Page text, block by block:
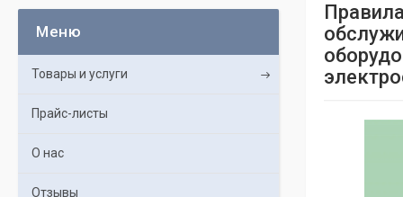
Товары и услуги
Прайс-листы
О нас
Отзывы